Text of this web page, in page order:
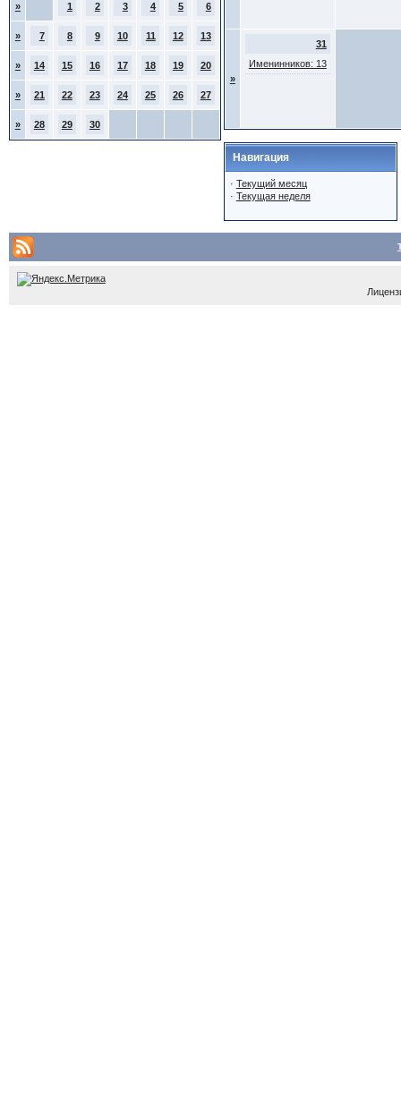
» 1 2 3 4 5 6
» 7 8 9 10 11 12 13
» 14 15 16 17 18 19 20
» 21 22 23 24 25 26 27
» 28 29 30
»
31
Именинников: 13
Навигация
· Текущий месяц
· Текущая неделя